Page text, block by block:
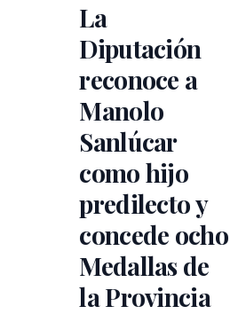
La
Diputación
reconoce a
Manolo
Sanlúcar
como hijo
predilecto y
concede ocho
Medallas de
la Provincia